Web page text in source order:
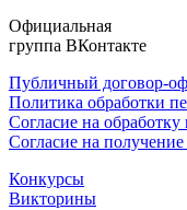
Официальная
группа ВКонтакте
Публичный договор-
Политика обработки
Согласие на
Согласие на
Конкурсы
Викторины